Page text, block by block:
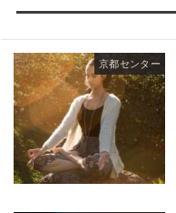
京都センター